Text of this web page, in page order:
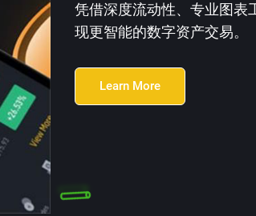
凭借深度流动性、专业图表
现更智能的数字资产交易。
Learn More